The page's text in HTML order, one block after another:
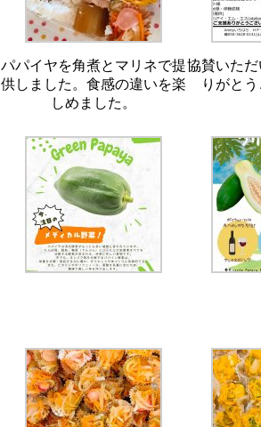
パパイヤを角煮とマリネで提
供しました。食感の違いを楽
しめました。
協賛いた
りがとう